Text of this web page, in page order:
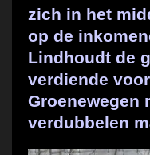
zich in het
op de
Lindhoudt de
verdiende
Groenewegen
verdubbelen